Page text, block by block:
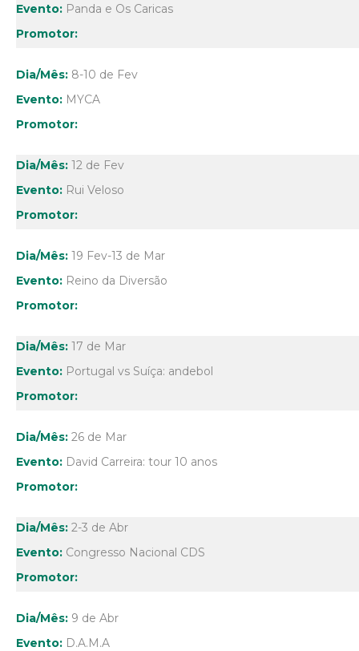
Panda e Os Caricas
8-10 de Fev
MYCA
12 de Fev
Rui Veloso
19 Fev-13 de Mar
Reino da Diversão
17 de Mar
Portugal vs Suíça: andebol
26 de Mar
David Carreira: tour 10 anos
2-3 de Abr
Congresso Nacional CDS
9 de Abr
D.A.M.A